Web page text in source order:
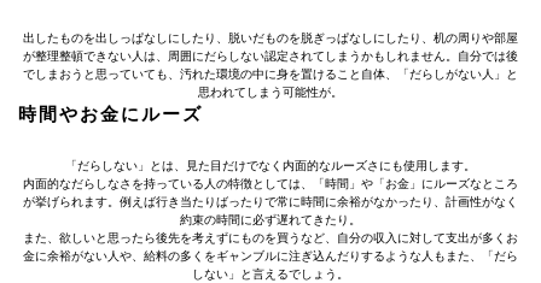
出したものを出しっぱなしにしたり、脱いだものを脱ぎっぱなしにしたり、机の周りや部屋
が整理整頓できない人は、周囲にだらしない認定されてしまうかもしれません。自分では後
でしまおうと思っていても、汚れた環境の中に身を置けること自体、「だらしがない人」と
思われてしまう可能性が。
時間やお金にルーズ
「だらしない」とは、見た目だけでなく内面的なルーズさにも使用します。
内面的なだらしなさを持っている人の特徴としては、「時間」や「お金」にルーズなところ
が挙げられます。例えば行き当たりばったりで常に時間に余裕がなかったり、計画性がなく
約束の時間に必ず遅れてきたり。
また、欲しいと思ったら後先を考えずにものを買うなど、自分の収入に対して支出が多くお
金に余裕がない人や、給料の多くをギャンブルに注ぎ込んだりするような人もまた、「だら
しない」と言えるでしょう。